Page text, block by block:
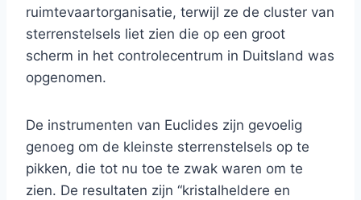
ruimtevaartorganisatie, terwijl ze de cluster van
sterrenstelsels liet zien die op een groot
scherm in het controlecentrum in Duitsland was
opgenomen.
De instrumenten van Euclides zijn gevoelig
genoeg om de kleinste sterrenstelsels op te
pikken, die tot nu toe te zwak waren om te
zien. De resultaten zijn “kristalheldere en